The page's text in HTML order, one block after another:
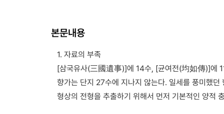
본문내용
1. 자료의 부족
[삼국유사(三國遺事)]에 14수, [균여전(均如傳)]에
향가는 단지 27수에 지나지 않는다. 일세를 풍미했
형상의 전형을 추출하기 위해서 먼저 기본적인 양적